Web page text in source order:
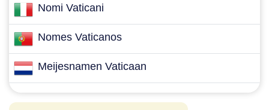
Nomi Vaticani
Nomes Vaticanos
Meijesnamen Vaticaan